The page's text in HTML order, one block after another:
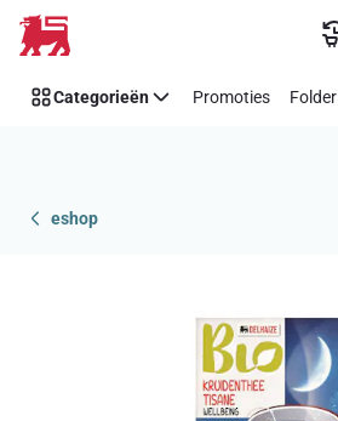
Overslaan
Categorieën Promoties Folder
eshop